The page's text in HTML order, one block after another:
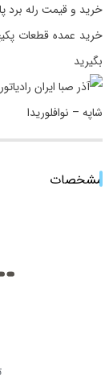
خرید و قیمت رله برد
خرید عمده قطعات
بگیرید
مشخصات